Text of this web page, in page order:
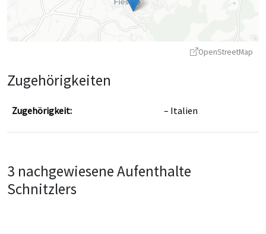
OpenStreetMap
Zugehörigkeiten
Zugehörigkeit: Italien
3 nachgewiesene Aufenthalte
Schnitzlers